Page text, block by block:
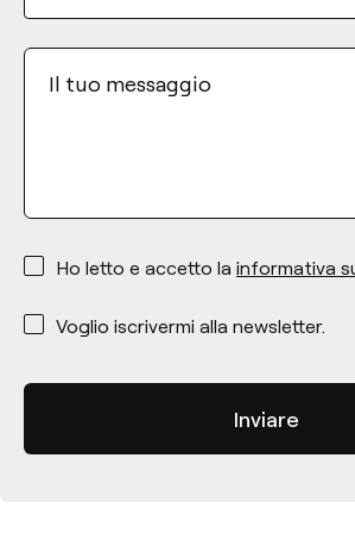
Il tuo messaggio
*
Ho letto e accetto la informativa
*
Voglio iscrivermi alla newsletter.